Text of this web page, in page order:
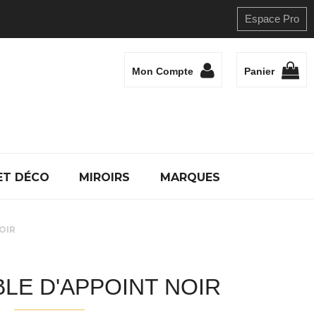
Espace Pro
Mon Compte Panier
DÉCO MIROIRS MARQUES
D'APPOINT NOIR